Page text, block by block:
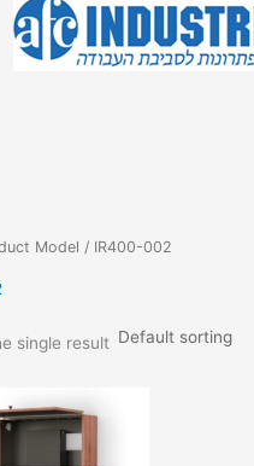
Model / IR400-002
single result